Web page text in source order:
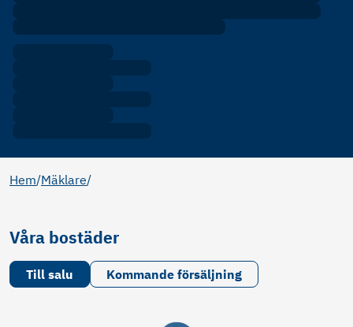
Hem/Mäklare/
Våra bostäder
Till salu Kommande försäljning